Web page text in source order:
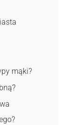
mąki?